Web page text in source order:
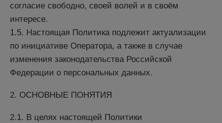
согласие свободно, своей волей и в своём
интересе.
1.5. Настоящая Политика подлежит актуализации
по инициативе Оператора, а также в случае
изменения законодательства Российской
Федерации о персональных данных.
2. ОСНОВНЫЕ ПОНЯТИЯ
2.1. В целях настоящей Политики